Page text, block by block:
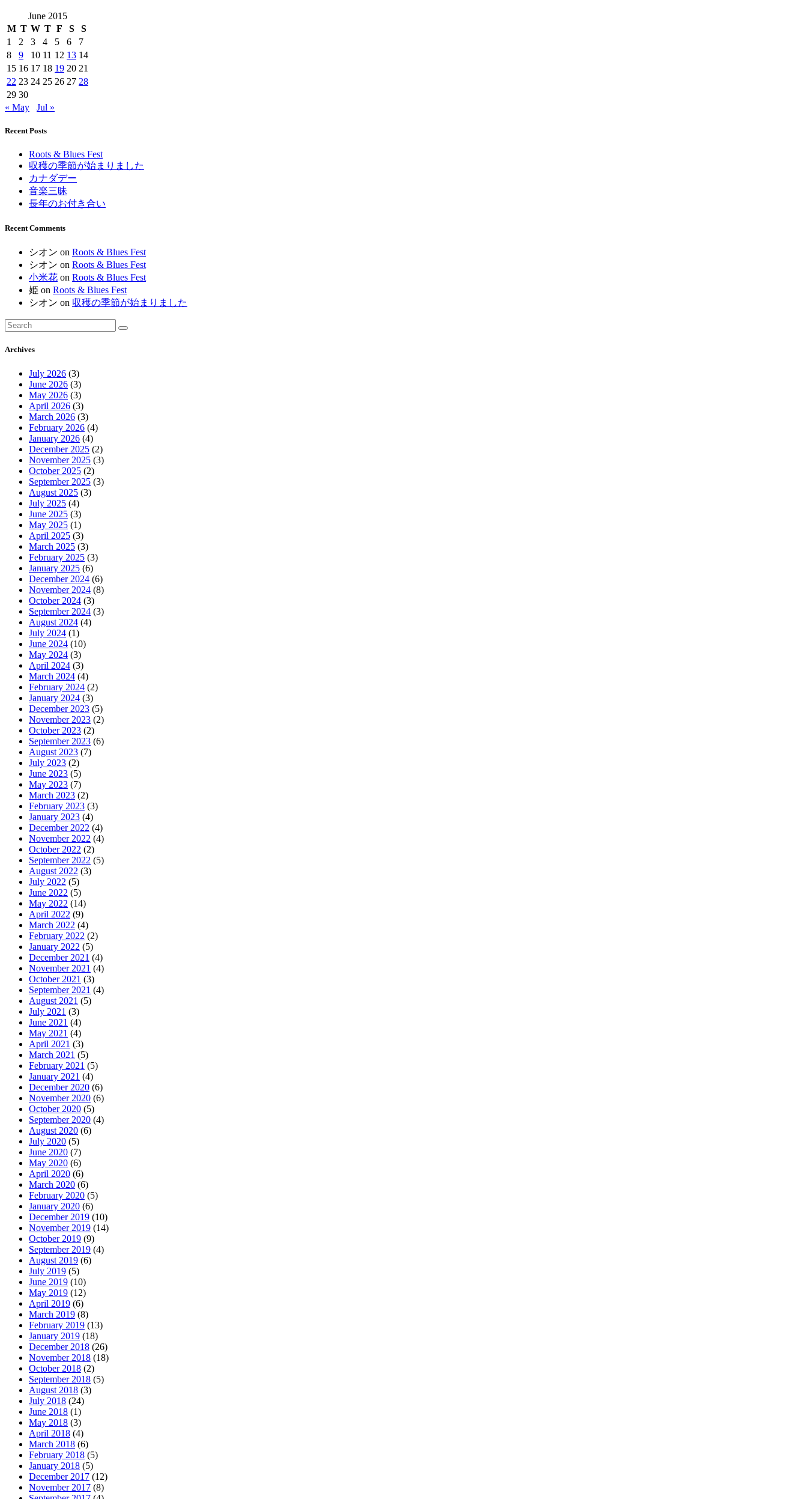
June 2015
M T W T F S
S
1
2 3 4 5 6
7
8
9 10 11 12 13 14
15 16 17 18 19 20 21
22 23 24 25 26 27 28
29 30
« May
Jul »
Recent Posts
Roots & Blues Fest
収穫の季節が始まりました
カナダデー
音楽三昧
長年のお付き合い
Recent Comments
シオン on Roots & Blues Fest
シオン on Roots & Blues Fest
小米花 on Roots & Blues Fest
姫 on Roots & Blues Fest
シオン on 収穫の季節が始まりました
Archives
July 2026 (3)
June 2026 (3)
May 2026 (3)
April 2026 (3)
March 2026 (3)
February 2026 (4)
January 2026 (4)
December 2025 (2)
November 2025 (3)
October 2025 (2)
September 2025 (3)
August 2025 (3)
July 2025 (4)
June 2025 (3)
May 2025 (1)
April 2025 (3)
March 2025 (3)
February 2025 (3)
January 2025 (6)
December 2024 (6)
November 2024 (8)
October 2024 (3)
September 2024 (3)
August 2024 (4)
July 2024 (1)
June 2024 (10)
May 2024 (3)
April 2024 (3)
March 2024 (4)
February 2024 (2)
January 2024 (3)
December 2023 (5)
November 2023 (2)
October 2023 (2)
September 2023 (6)
August 2023 (7)
July 2023 (2)
June 2023 (5)
May 2023 (7)
March 2023 (2)
February 2023 (3)
January 2023 (4)
December 2022 (4)
November 2022 (4)
October 2022 (2)
September 2022 (5)
August 2022 (3)
July 2022 (5)
June 2022 (5)
May 2022 (14)
April 2022 (9)
March 2022 (4)
February 2022 (2)
January 2022 (5)
December 2021 (4)
November 2021 (4)
October 2021 (3)
September 2021 (4)
August 2021 (5)
July 2021 (3)
June 2021 (4)
May 2021 (4)
April 2021 (3)
March 2021 (5)
February 2021 (5)
January 2021 (4)
December 2020 (6)
November 2020 (6)
October 2020 (5)
September 2020 (4)
August 2020 (6)
July 2020 (5)
June 2020 (7)
May 2020 (6)
April 2020 (6)
March 2020 (6)
February 2020 (5)
January 2020 (6)
December 2019 (10)
November 2019 (14)
October 2019 (9)
September 2019 (4)
August 2019 (6)
July 2019 (5)
June 2019 (10)
May 2019 (12)
April 2019 (6)
March 2019 (8)
February 2019 (13)
January 2019 (18)
December 2018 (26)
November 2018 (18)
October 2018 (2)
September 2018 (5)
August 2018 (3)
July 2018 (24)
June 2018 (1)
May 2018 (3)
April 2018 (4)
March 2018 (6)
February 2018 (5)
January 2018 (5)
December 2017 (12)
November 2017 (8)